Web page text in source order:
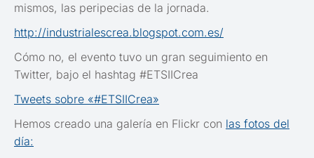
mismos, las peripecias de la jornada.
http://industrialescrea.blogspot.com.es/
Cómo no, el evento tuvo un gran seguimiento en
Twitter, bajo el hashtag #ETSIICrea
Tweets sobre «#ETSIICrea»
Hemos creado una galería en Flickr con las fotos del
día: